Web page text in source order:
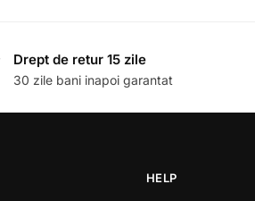
Drept de retur 15 zile
30 zile bani inapoi garantat
HELP